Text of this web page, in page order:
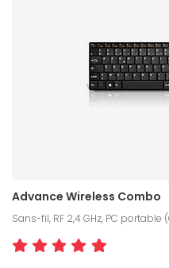
Advance Wireless Combo
Sans-fil, RF 2,4 GHz, PC